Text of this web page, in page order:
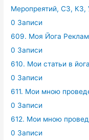
Меропреятий, СЗ, КЗ,
0 Записи
609. Моя Йога
0 Записи
610. Мои статьи в
0 Записи
611. Мои мною
0 Записи
612. Мои мною
0 Записи